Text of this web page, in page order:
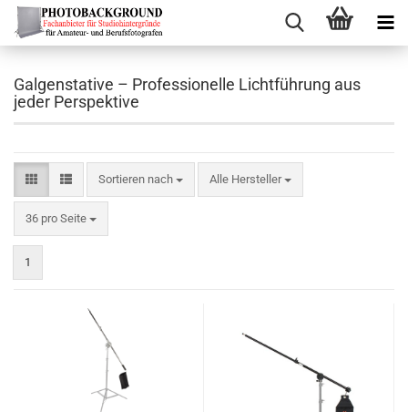
Galgenstative – Professionelle Lichtführung aus
jeder Perspektive
Sortieren nach
Sortieren nach Alle Hersteller
36 pro Seite
pro Seite
1